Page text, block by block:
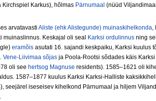
Kirchspiel Karkus), hõlmas Pärnumaal (nüüd
arvatavasti Aliste (ehk Alistegunde) muinaskihelkonda,
muinaslinnus. Keskajal oli seal Karksi ordulinnus ning
eramõis asutati 16. sajandi keskpaiku, Karksi kuulus
. Vene-Liivimaa sõjas ja Poola-Rootsi sõdades käis
oli see hertsog Magnuse residents). 1585–1621 oli
1587–1877 kuulus Karksi Karksi-Halliste
), seejärel iseseisev kihelkond Pärnumaal ja hiljem